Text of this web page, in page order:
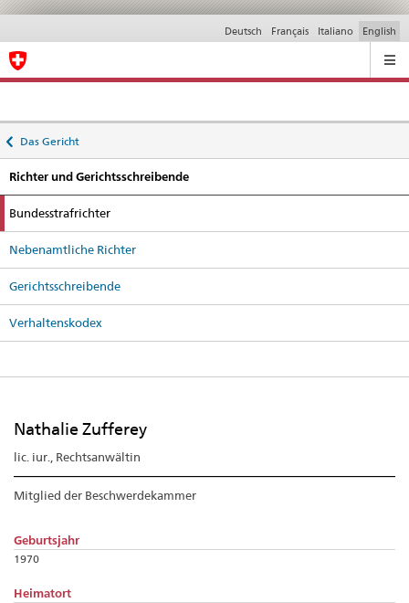
Deutsch Français Italiano English
Ricerca
to
Das Gericht
Richter und Gerichtsschreibende
Bundesstrafrichteractive
Nebenamtliche Richter
Gerichtsschreibende
Verhaltenskodex
Nathalie Zufferey
lic. iur., Rechtsanwältin
Mitglied der Beschwerdekammer
Geburtsjahr
1970
Heimatort